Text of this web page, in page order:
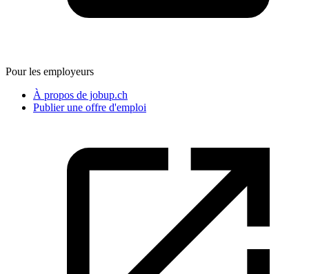
Pour les employeurs
À propos de jobup.ch
Publier une offre d'emploi